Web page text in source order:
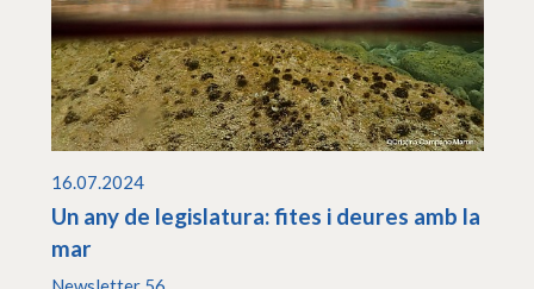
16.07.2024
Un any de legislatura: fites i deures amb la
mar